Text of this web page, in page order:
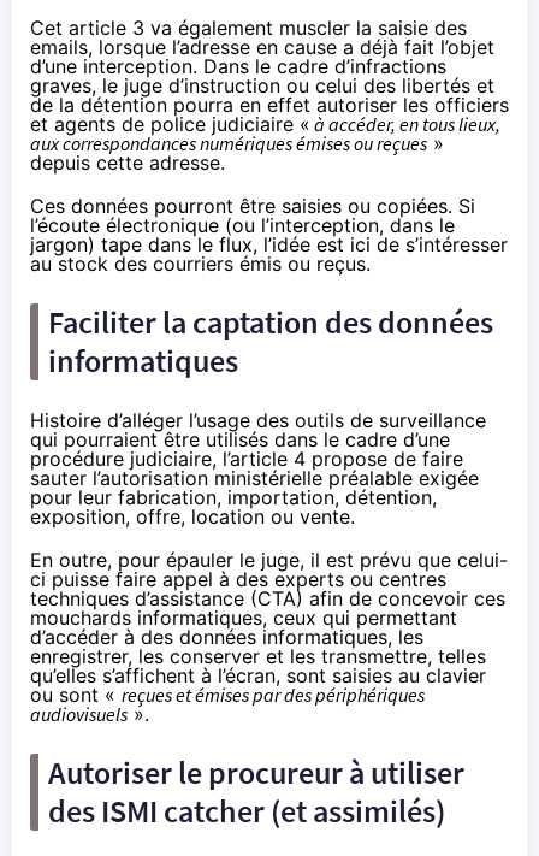
Cet article 3 va également muscler la saisie des
emails, lorsque l’adresse en cause a déjà fait l’objet
d’une interception. Dans le cadre d’infractions
graves, le juge d’instruction ou celui des libertés et
de la détention pourra en effet autoriser les officiers
et agents de police judiciaire « à accéder, en tous lieux,
aux correspondances numériques émises ou reçues »
depuis cette adresse.
Ces données pourront être saisies ou copiées. Si
l’écoute électronique (ou l’interception, dans le
jargon) tape dans le flux, l’idée est ici de s’intéresser
au stock des courriers émis ou reçus.
Faciliter la captation des données
informatiques
Histoire d’alléger l’usage des outils de surveillance
qui pourraient être utilisés dans le cadre d’une
procédure judiciaire, l’article 4 propose de faire
sauter l’autorisation ministérielle préalable exigée
pour leur fabrication, importation, détention,
exposition, offre, location ou vente.
En outre, pour épauler le juge, il est prévu que celui-
ci puisse faire appel à des experts ou centres
techniques d’assistance (CTA) afin de concevoir ces
mouchards informatiques, ceux qui permettant
d’accéder à des données informatiques, les
enregistrer, les conserver et les transmettre, telles
qu’elles s’affichent à l’écran, sont saisies au clavier
ou sont « reçues et émises par des périphériques
audiovisuels ».
Autoriser le procureur à utiliser
des ISMI catcher (et assimilés)